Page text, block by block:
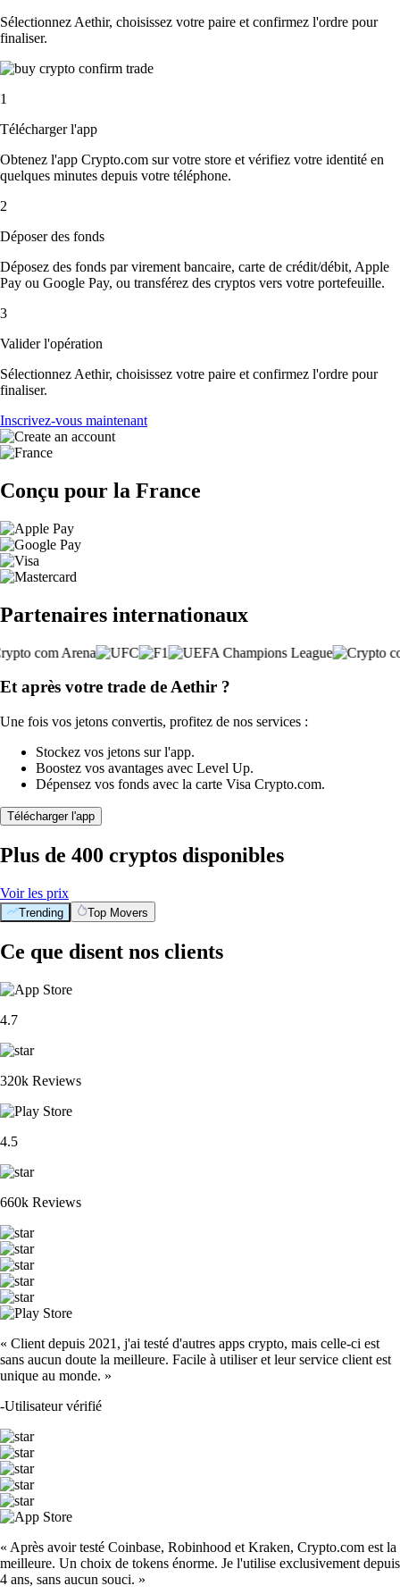
Sélectionnez Aethir, choisissez votre paire et confirmez l'ordre pour
finaliser.
1
Télécharger l'app
Obtenez l'app Crypto.com sur votre store et vérifiez votre identité en
quelques minutes depuis votre téléphone.
2
Déposer des fonds
Déposez des fonds par virement bancaire, carte de crédit/débit, Apple
Pay ou Google Pay, ou transférez des cryptos vers votre portefeuille.
3
Valider l'opération
Sélectionnez Aethir, choisissez votre paire et confirmez l'ordre pour
finaliser.
Inscrivez-vous maintenant
Conçu pour la France
Partenaires internationaux
Et après votre trade de Aethir ?
Une fois vos jetons convertis, profitez de nos services :
Stockez vos jetons sur l'app.
Boostez vos avantages avec Level Up.
Dépensez vos fonds avec la carte Visa Crypto.com.
Télécharger l'app
Plus de 400 cryptos disponibles
Voir les prix
Trending Top Movers
Ce que disent nos clients
4.7
320k Reviews
4.5
660k Reviews
« Client depuis 2021, j'ai testé d'autres apps crypto, mais celle-ci est
sans aucun doute la meilleure. Facile à utiliser et leur service client est
unique au monde. »
-Utilisateur vérifié
« Après avoir testé Coinbase, Robinhood et Kraken, Crypto.com est la
meilleure. Un choix de tokens énorme. Je l'utilise exclusivement depuis
4 ans, sans aucun souci. »